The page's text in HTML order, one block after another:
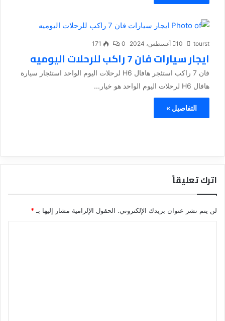
tourst 10 أغسطس، 2024 0
171
ايجار سيارات فان 7 راكب للرحلات اليوميه
فان 7 راكب استئجر هافال H6 لرحلات اليوم الواحد استئجار سيارة
هافال H6 لرحلات اليوم الواحد هو خيار...
التفاصيل »
اترك تعليقاً
لن يتم نشر عنوان بريدك الإلكتروني. الحقول الإلزامية مشار إليها بـ*